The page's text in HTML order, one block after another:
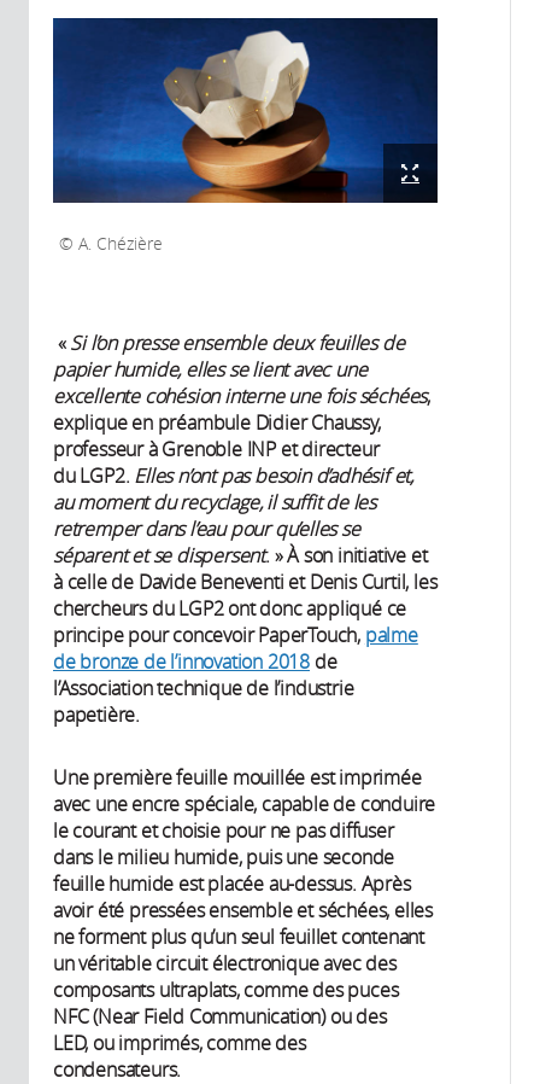
A. Chézière
«Si l’on presse ensemble deux feuilles de
papier humide, elles se lient avec une
excellente cohésion interne une fois séchées,
explique en préambule Didier Chaussy,
professeur à Grenoble INP et directeur
du LGP2. Elles n’ont pas besoin d’adhésif et,
au moment du recyclage, il suffit de les
retremper dans l’eau pour qu’elles se
séparent et se dispersent. » À son initiative et
à celle de Davide Beneventi et Denis Curtil, les
chercheurs du LGP2 ont donc appliqué ce
principe pour concevoir PaperTouch, palme
de bronze de l’innovation 2018 de
l’Association technique de l’industrie
papetière.
Une première feuille mouillée est imprimée
avec une encre spéciale, capable de conduire
le courant et choisie pour ne pas diffuser
dans le milieu humide, puis une seconde
feuille humide est placée au-dessus. Après
avoir été pressées ensemble et séchées, elles
ne forment plus qu’un seul feuillet contenant
un véritable circuit électronique avec des
composants ultraplats, comme des puces
NFC (Near Field Communication) ou des
LED, ou imprimés, comme des
condensateurs.